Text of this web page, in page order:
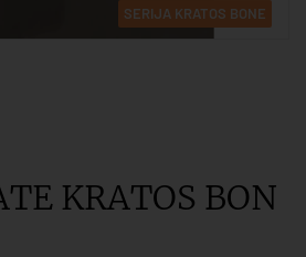
SERIJA KRATOS BONE
KRATOS BON